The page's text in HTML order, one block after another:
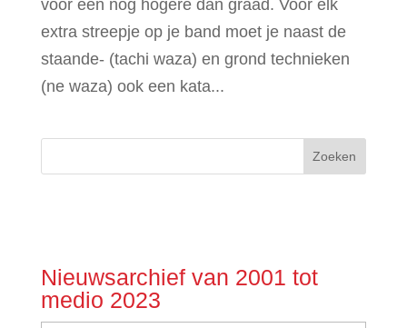
voor een nog hogere dan graad. Voor elk
extra streepje op je band moet je naast de
staande- (tachi waza) en grond technieken
(ne waza) ook een kata...
Nieuwsarchief van 2001 tot
medio 2023